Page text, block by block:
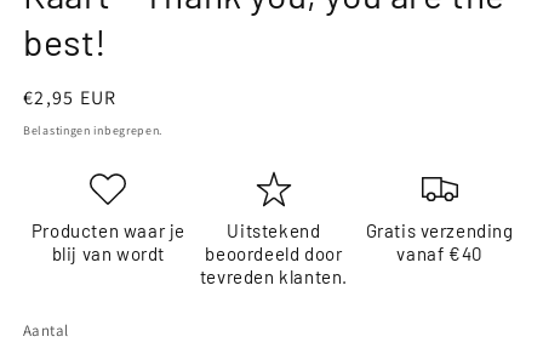
best!
Normale
prijs
€2,95 EUR
Belastingen inbegrepen.
Producten waar je
blij van wordt
Uitstekend
beoordeeld door
tevreden klanten.
Gratis verzending
vanaf €40
Aantal